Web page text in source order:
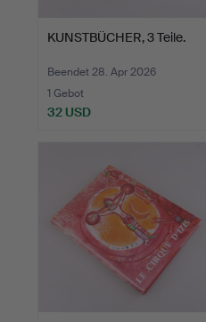
KUNSTBÜCHER, 3 Teile.
Beendet 28. Apr 2026
1 Gebot
32 USD